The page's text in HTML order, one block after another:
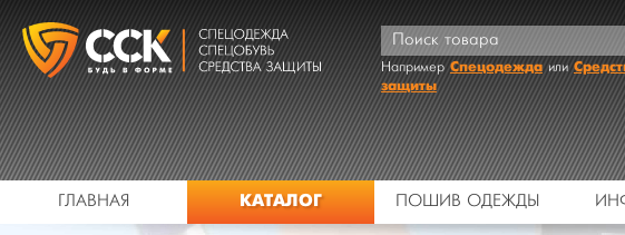
НапримерСпецодежда или
защиты
ГЛАВНАЯ КАТАЛОГ ПОШИВ ОДЕЖДЫ